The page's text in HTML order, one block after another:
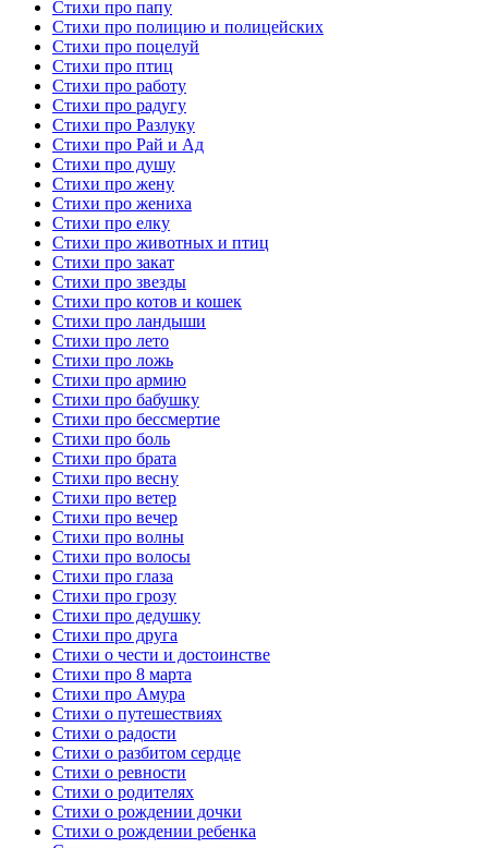
Стихи про папу
Стихи про полицию и полицейских
Стихи про поцелуй
Стихи про птиц
Стихи про работу
Стихи про радугу
Стихи про Разлуку
Стихи про Рай и Ад
Стихи про душу
Стихи про жену
Стихи про жениха
Стихи про елку
Стихи про животных и птиц
Стихи про закат
Стихи про звезды
Стихи про котов и кошек
Стихи про ландыши
Стихи про лето
Стихи про ложь
Стихи про армию
Стихи про бабушку
Стихи про бессмертие
Стихи про боль
Стихи про брата
Стихи про весну
Стихи про ветер
Стихи про вечер
Стихи про волны
Стихи про волосы
Стихи про глаза
Стихи про грозу
Стихи про дедушку
Стихи про друга
Стихи о чести и достоинстве
Стихи про 8 марта
Стихи про Амура
Стихи о путешествиях
Стихи о радости
Стихи о разбитом сердце
Стихи о ревности
Стихи о родителях
Стихи о рождении дочки
Стихи о рождении ребенка